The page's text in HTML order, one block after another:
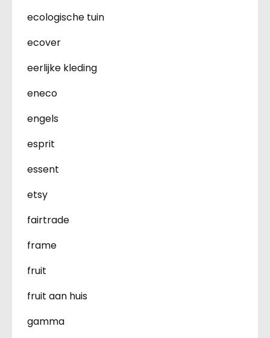
ecologische tuin
ecover
eerlijke kleding
eneco
engels
esprit
essent
etsy
fairtrade
frame
fruit
fruit aan huis
gamma